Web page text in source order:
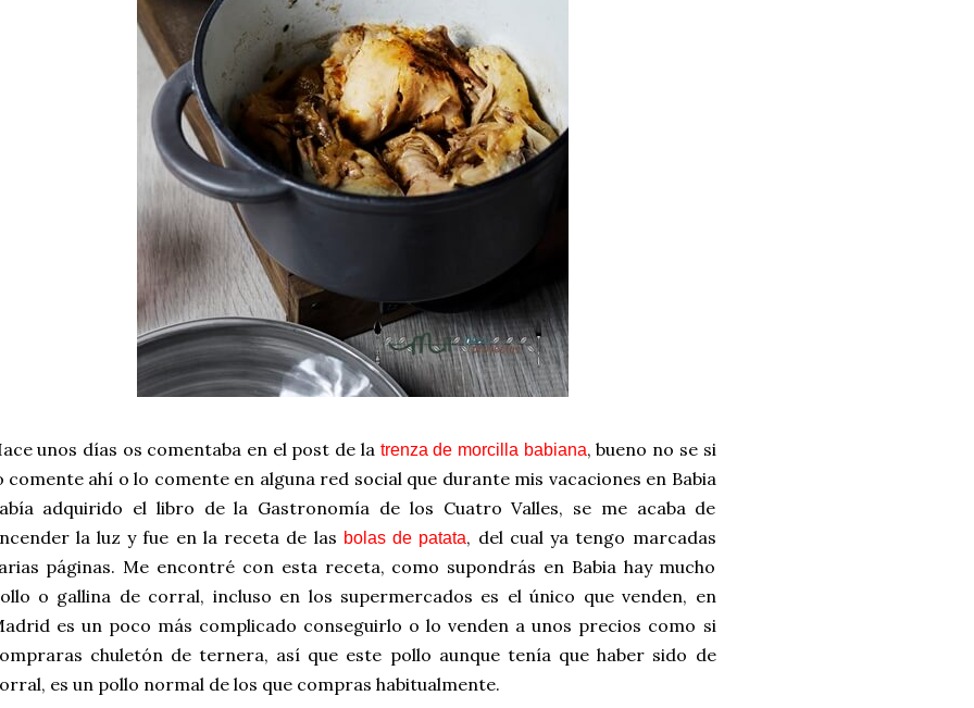
unos días os comentaba en el post de la trenza de morcilla babiana, bueno no se si
comente ahí o lo comente en alguna red social que durante mis vacaciones en Babia
adquirido el libro de la Gastronomía de los Cuatro Valles, se me acaba de
la luz y fue en la receta de las bolas de patata, del cual ya tengo marcadas
páginas. Me encontré con esta receta, como supondrás en Babia hay mucho
o gallina de corral, incluso en los supermercados es el único que venden, en
es un poco más complicado conseguirlo o lo venden a unos precios como si
chuletón de ternera, así que este pollo aunque tenía que haber sido de
es un pollo normal de los que compras habitualmente.